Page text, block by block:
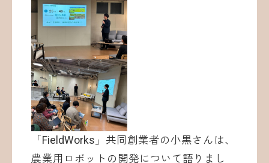
「FieldWorks」共同創業者の小黒さんは、
農業用ロボットの開発について語りまし